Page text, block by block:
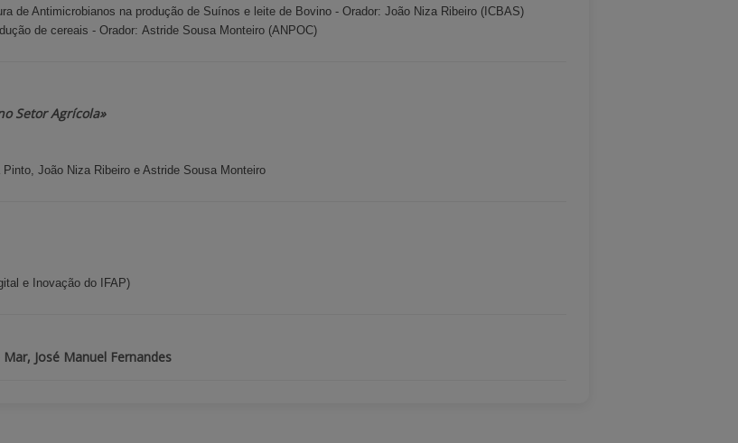
de Antimicrobianos na produção de Suínos e leite de Bovino - Orador: João Niza Ribeiro (ICBAS)
de cereais - Orador: Astride Sousa Monteiro (ANPOC)
Setor Agrícola»
João Niza Ribeiro e Astride Sousa Monteiro
e Inovação do IFAP)
José Manuel Fernandes